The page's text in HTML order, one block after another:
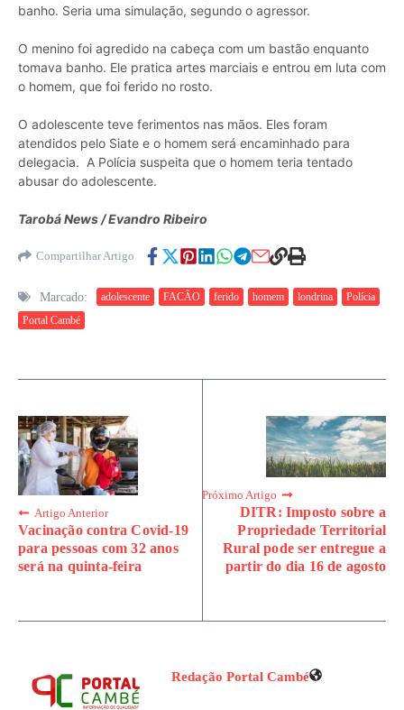
banho. Seria uma simulação, segundo o agressor.
O menino foi agredido na cabeça com um bastão enquanto
tomava banho. Ele pratica artes marciais e entrou em luta com
o homem, que foi ferido no rosto.
O adolescente teve ferimentos nas mãos. Eles foram
atendidos pelo Siate e o homem será encaminhado para
delegacia. A Polícia suspeita que o homem teria tentado
abusar do adolescente.
Tarobá News / Evandro Ribeiro
Compartilhar Artigo
Marcado: adolescente FACÃO ferido homem londrina
Polícia
Portal Cambé
Artigo Anterior
Vacinação contra Covid-19
para pessoas com 32 anos
será na quinta-feira
Próximo Artigo
DITR: Imposto sobre a
Propriedade Territorial
Rural pode ser entregue a
partir do dia 16 de agosto
Redação Portal Cambé